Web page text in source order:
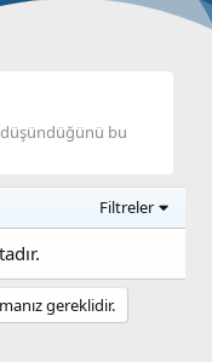
bu
Filtreler
gereklidir.